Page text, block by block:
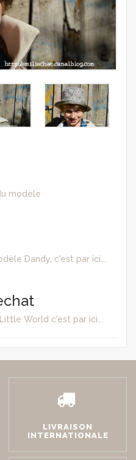
modèle
Dandy, c'est par ici...
World c'est par ici...
LIVRAISON
INTERNATIONALE